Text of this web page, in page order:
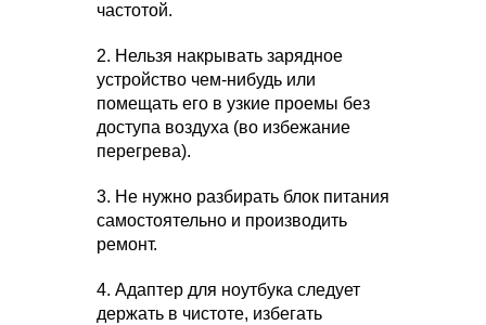
частотой.
2. Нельзя накрывать зарядное
устройство чем-нибудь или
помещать его в узкие проемы без
доступа воздуха (во избежание
перегрева).
3. Не нужно разбирать блок питания
самостоятельно и производить
ремонт.
4. Адаптер для ноутбука следует
держать в чистоте, избегать